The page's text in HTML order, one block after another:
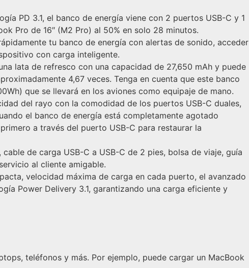
PD 3.1, el banco de energía viene con 2 puertos USB-C y 1
Pro de 16″ (M2 Pro) al 50% en solo 28 minutos.
tu banco de energía con alertas de sonido, acceder
con carga inteligente.
lata de refresco con una capacidad de 27,650 mAh y puede
4,67 veces. Tenga en cuenta que este banco
que se llevará en los aviones como equipaje de mano.
del rayo con la comodidad de los puertos USB-C duales,
el banco de energía está completamente agotado
a través del puerto USB-C para restaurar la
de carga USB-C a USB-C de 2 pies, bolsa de viaje, guía
al cliente amigable.
velocidad máxima de carga en cada puerto, el avanzado
Power Delivery 3.1, garantizando una carga eficiente y
teléfonos y más. Por ejemplo, puede cargar un MacBook